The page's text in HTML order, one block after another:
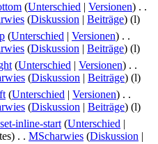
‎ (Unterschied | Versionen) . .
(Diskussion | Beiträge) (l)
‎ (Unterschied | Versionen) . .
(Diskussion | Beiträge) (l)
‎ (Unterschied | Versionen) . .
(Diskussion | Beiträge) (l)
‎ (Unterschied | Versionen) . .
(Diskussion | Beiträge) (l)
inline-start ‎ (Unterschied |
. . MScharwies (Diskussion |